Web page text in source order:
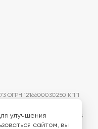
ОГРН 1216600030250 КПП
офертой. Изображения
Поставщик оставляет за
улучшения
сайтом, вы